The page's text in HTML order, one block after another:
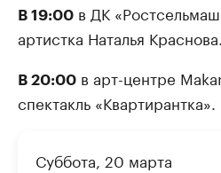
В 19:00 в ДК
артистка Наталья Краснова.
В 20:00 в арт-центре
спектакль «Квартирантка».
Суббота, 20 марта